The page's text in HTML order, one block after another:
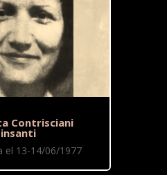
Contrisciani
el 13-14/06/1977